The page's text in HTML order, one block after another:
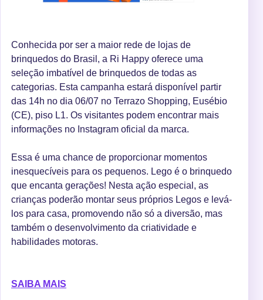
Conhecida por ser a maior rede de lojas de
brinquedos do Brasil, a Ri Happy oferece uma
seleção imbatível de brinquedos de todas as
categorias. Esta campanha estará disponível partir
das 14h no dia 06/07 no Terrazo Shopping, Eusébio
(CE), piso L1. Os visitantes podem encontrar mais
informações no Instagram oficial da marca.
Essa é uma chance de proporcionar momentos
inesquecíveis para os pequenos. Lego é o brinquedo
que encanta gerações! Nesta ação especial, as
crianças poderão montar seus próprios Legos e levá-
los para casa, promovendo não só a diversão, mas
também o desenvolvimento da criatividade e
habilidades motoras.
SAIBA MAIS